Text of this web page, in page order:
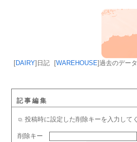
[DAIRY] 日記 [WAREHOUSE]過去のデータ
記事編集
投稿時に設定した削除キーを入力して
削除キー